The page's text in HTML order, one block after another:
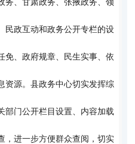
民政互动和政务公开专栏的设
免、政府规章、民生实事、依
资源。县政务中心切实发挥综
部门公开栏目设置、内容加载
，进一步方便群众查阅，切实